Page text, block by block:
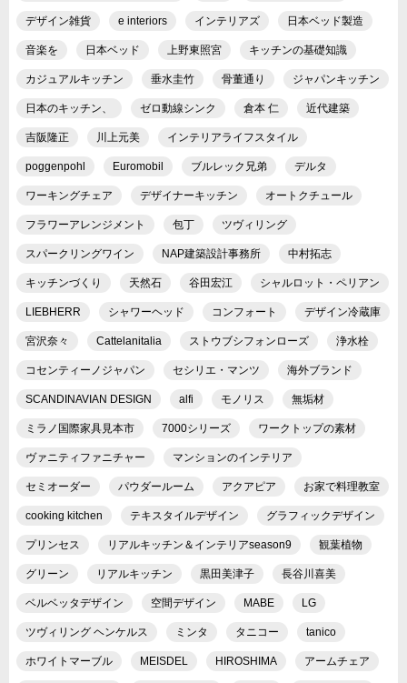
デザイン雑貨 e interiors インテリアズ 日本ベッド製造
音楽を 日本ベッド 上野東照宮 キッチンの基礎知識
カジュアルキッチン 垂水圭竹 骨董通り ジャパンキッチン
日本のキッチン、 ゼロ動線シンク 倉本 仁 近代建築
吉阪隆正 川上元美 インテリアライフスタイル
poggenpohl Euromobil ブルレック兄弟 デルタ
ワーキングチェア デザイナーキッチン オートクチュール
フラワーアレンジメント 包丁 ツヴィリング
スパークリングワイン NAP建築設計事務所 中村拓志
キッチンづくり 天然石 谷田宏江 シャルロット・ペリアン
LIEBHERR シャワーヘッド コンフォート デザイン冷蔵庫
宮沢奈々 Cattelanitalia ストウブシフォンローズ 浄水栓
コセンティーノジャパン セシリエ・マンツ 海外ブランド
SCANDINAVIAN DESIGN alfi モノリス 無垢材
ミラノ国際家具見本市 7000シリーズ ワークトップの素材
ヴァニティファニチャー マンションのインテリア
セミオーダー パウダールーム アクアピア お家で料理教室
cooking kitchen テキスタイルデザイン グラフィックデザイン
プリンセス リアルキッチン＆インテリアseason9 観葉植物
グリーン リアルキッチン 黒田美津子 長谷川喜美
ベルベッタデザイン 空間デザイン MABE LG
ツヴィリング ヘンケルス ミンタ タニコー tanico
ホワイトマーブル MEISDEL HIROSHIMA アームチェア